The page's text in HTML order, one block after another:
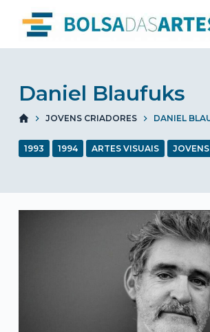
i
c
o
n
e
n
Daniel Blaufuks
JOVENS CRIADORES DANIEL
1993 1994 ARTES VISUAIS